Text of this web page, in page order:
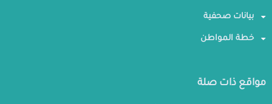
بيانات صحفية
خطة المواطن
مواقع ذات صلة